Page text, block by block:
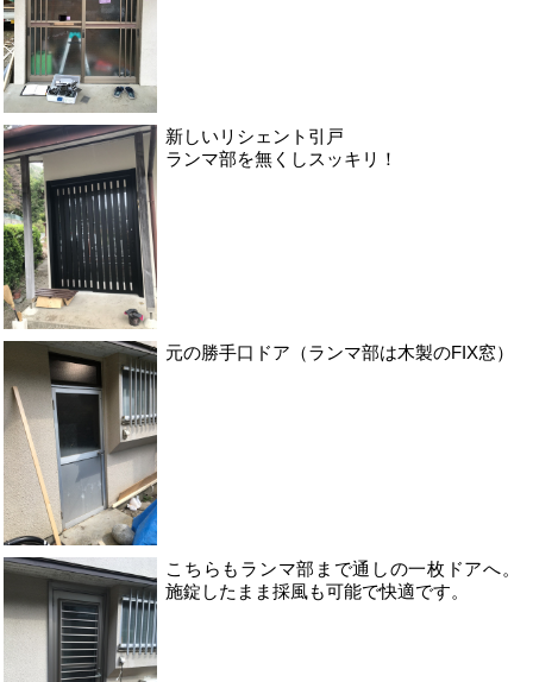
新しいリシェント引戸
ランマ部を無くしスッキリ！
元の勝手口ドア（ランマ部は木製のFIX窓）
こちらもランマ部まで通しの一枚ドアへ。
施錠したまま採風も可能で快適です。